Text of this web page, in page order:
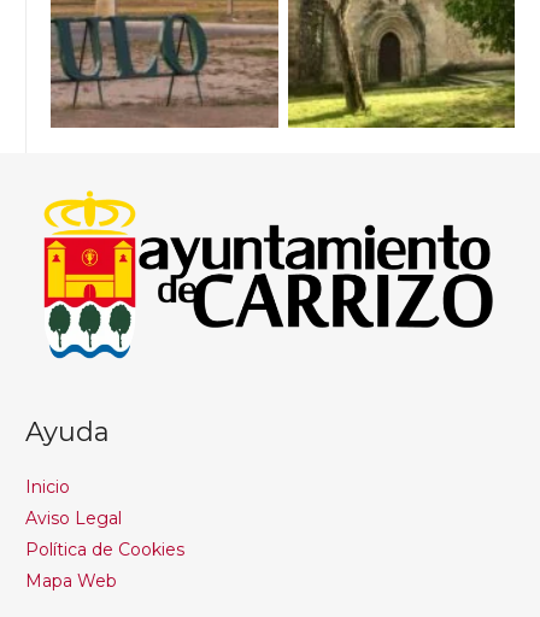
Ayuda
Inicio
Aviso Legal
Política de Cookies
Mapa Web